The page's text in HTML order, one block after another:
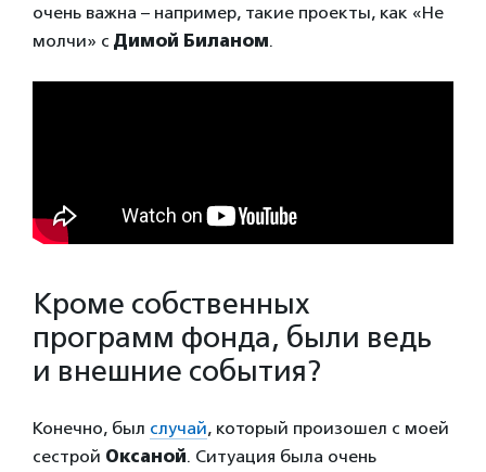
очень важна – например, такие проекты, как «Не
молчи» с Димой Биланом.
Кроме собственных
программ фонда, были ведь
и внешние события?
Конечно, был случай, который произошел с моей
сестрой Оксаной. Ситуация была очень